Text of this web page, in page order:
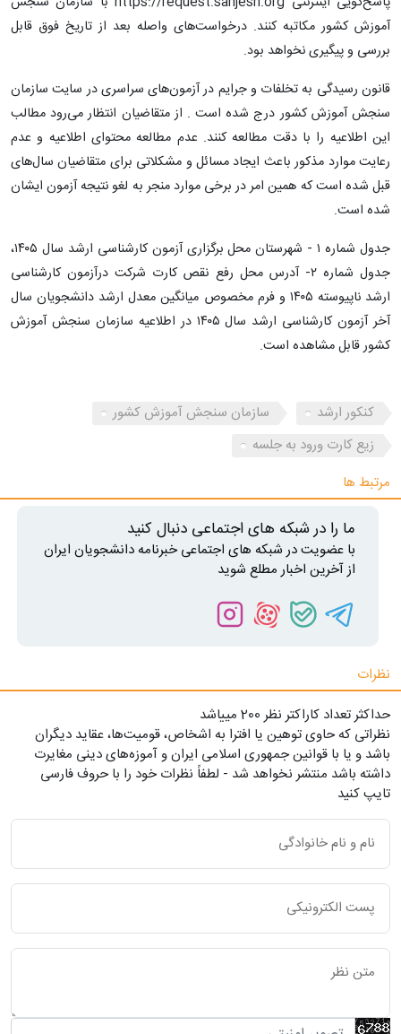
آموزش کشور مکاتبه کنند. درخواست‌های واصله بعد از تاریخ فوق قابل
بررسی و پیگیری نخواهد بود.
قانون رسیدگی به تخلفات و جرایم در آزمون‌های سراسری در سایت سازمان
سنجش آموزش کشور درج شده است . از متقاضیان انتظار می‌رود مطالب
این اطلاعیه را با دقت مطالعه کنند. عدم مطالعه محتوای اطلاعیه و عدم
رعایت موارد مذکور باعث ایجاد مسائل و مشکلاتی برای متقاضیان سال‌های
قبل شده است که همین امر در برخی موارد منجر به لغو نتیجه آزمون ایشان
شده است.
جدول شماره ۱ - شهرستان محل برگزاری آزمون کارشناسی ارشد سال ۱۴۰۵،
جدول شماره ۲- آدرس محل رفع نقص کارت شرکت درآزمون کارشناسی
ارشد ناپیوسته ۱۴۰۵ و فرم مخصوص میانگین معدل ارشد دانشجویان سال
آخر آزمون کارشناسی ارشد سال ۱۴۰۵ در اطلاعیه سازمان سنجش آموزش
کشور قابل مشاهده است.
کنکور ارشد
سازمان سنجش آموزش کشور
زیع کارت ورود به جلسه
مرتبط ها
ما را در شبکه های اجتماعی دنبال کنید
با عضویت در شبکه های اجتماعی خبرنامه دانشجویان ایران
از آخرین اخبار مطلع شوید
نظرات
حداکثر تعداد کاراکتر نظر 200 ميياشد
نظراتی که حاوی توهین یا افترا به اشخاص، قومیت‌ها، عقاید دیگران
باشد و یا با قوانین جمهوری اسلامی ایران و آموزه‌های دینی مغایرت
داشته باشد منتشر نخواهد شد - لطفاً نظرات خود را با حروف فارسی
تایپ کنید